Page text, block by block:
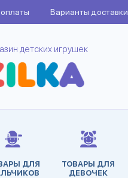
Варианты доставки
детских игрушек
ДЛЯ
ТОВАРЫ ДЛЯ
ДЕВОЧЕК